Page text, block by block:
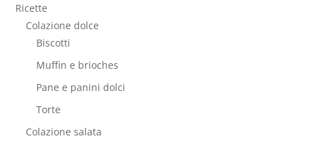
Ricette
Colazione dolce
Biscotti
Muffin e brioches
Pane e panini dolci
Torte
Colazione salata